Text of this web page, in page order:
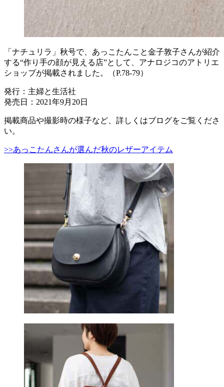
「ナチュリラ」秋号で、あっこたんこと金子敦子さんが紹介
する“作り手の顔が見える店”として、アナロジコのアトリエ
ショップが掲載されました。（P.78-79）
発行：主婦と生活社
発売日：2021年9月20日
掲載商品や撮影時の様子など、詳しくはブログをご覧くださ
い。
>>あっこたんさんが選んだ秋のレザーアイテム